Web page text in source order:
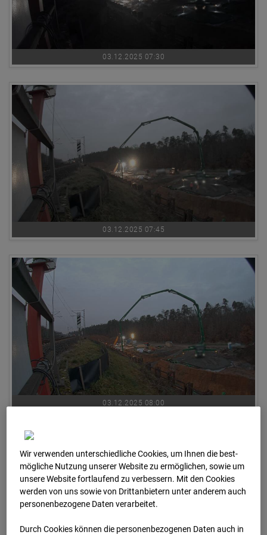
03.12.2025 07:30
03.12.2025 07:45
03.12.2025 08:00
Wir verwenden unterschiedliche Cookies, um Ihnen die best­
mögliche Nutzung unserer Website zu ermöglichen, sowie um
unsere Website fortlaufend zu verbessern. Mit den Cookies
werden von uns sowie von Drittanbietern unter anderem auch
personenbezogene Daten verarbeitet.
Durch Cookies können die personenbezogenen Daten auch in